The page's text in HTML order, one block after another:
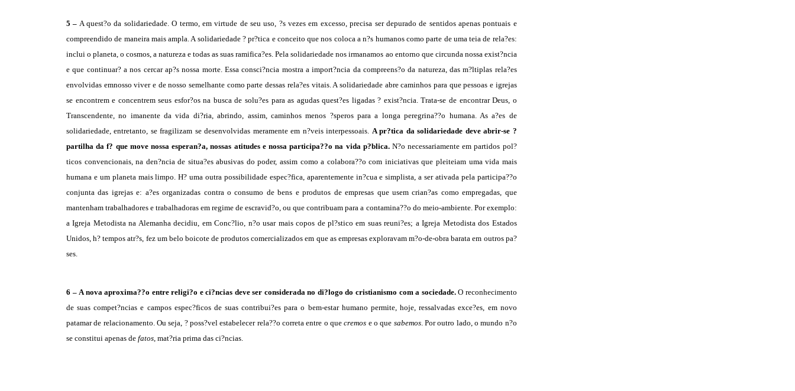
5 – A quest?o da solidariedade. O termo, em virtude de seu uso, ?s vezes em excesso, precisa ser depurado de sentidos apenas pontuais e
compreendido de maneira mais ampla. A solidariedade ? pr?tica e conceito que nos coloca a n?s humanos como parte de uma teia de rela?es:
inclui o planeta, o cosmos, a natureza e todas as suas ramifica?es. Pela solidariedade nos irmanamos ao entorno que circunda nossa exist?ncia
e que continuar? a nos cercar ap?s nossa morte. Essa consci?ncia mostra a import?ncia da compreens?o da natureza, das m?ltiplas rela?es
envolvidas emnosso viver e de nosso semelhante como parte dessas rela?es vitais. A solidariedade abre caminhos para que pessoas e igrejas
se encontrem e concentrem seus esfor?os na busca de solu?es para as agudas quest?es ligadas ? exist?ncia. Trata-se de encontrar Deus, o
Transcendente, no imanente da vida di?ria, abrindo, assim, caminhos menos ?speros para a longa peregrina??o humana. As a?es de
solidariedade, entretanto, se fragilizam se desenvolvidas meramente em n?veis interpessoais. Apr?tica da solidariedade deve abrir-se ?
partilha da f? que move nossa esperan?a, nossas atitudes e nossa participa??o na vida p?blica.N?o necessariamente em partidos pol?
ticos convencionais, na den?ncia de situa?es abusivas do poder, assim como a colabora??o com iniciativas que pleiteiam uma vida mais
humana e um planeta mais limpo. H? uma outra possibilidade espec?fica, aparentemente in?cua e simplista, a ser ativada pela participa??o
conjunta das igrejas e: a?es organizadas contra o consumo de bens e produtos de empresas que usem crian?as como empregadas, que
mantenham trabalhadores e trabalhadoras em regime de escravid?o, ou que contribuam para a contamina??o do meio-ambiente. Por exemplo:
a Igreja Metodista na Alemanha decidiu, em Conc?lio, n?o usar mais copos de pl?stico em suas reuni?es; a Igreja Metodista dos Estados
Unidos, h? tempos atr?s, fez um belo boicote de produtos comercializados em que as empresas exploravam m?o-de-obra barata em outros pa?
ses.
6 – A nova aproxima??o entre religi?o e ci?ncias deve ser considerada no di?logo do cristianismo com a sociedade.O reconhecimento
de suas compet?ncias e campos espec?ficos de suas contribui?es para o bem-estar humano permite, hoje, ressalvadas exce?es, em novo
patamar de relacionamento. Ou seja, ? poss?vel estabelecer rela??o correta entre o quecremos e o que sabemos. Por outro lado, o mundo n?o
se constitui apenas de fatos , mat?ria prima das ci?ncias.